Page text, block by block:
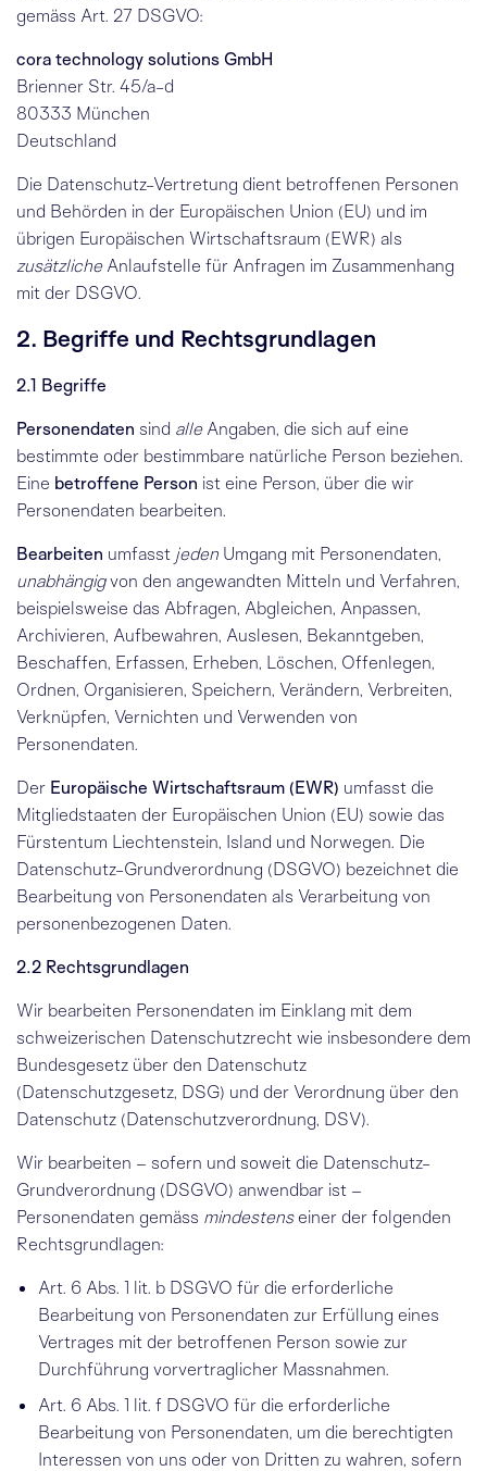
gemäss Art. 27 DSGVO:
cora technology solutions GmbH
Brienner Str. 45/a-d
80333 München
Deutschland
Die Datenschutz-Vertretung dient betroffenen Personen
und Behörden in der Europäischen Union (EU) und im
übrigen Europäischen Wirtschaftsraum (EWR) als
zusätzlicheAnlaufstelle für Anfragen im Zusammenhang
mit der DSGVO.
2. Begriffe und Rechtsgrundlagen
2.1 Begriffe
Personendaten sind alleAngaben, die sich auf eine
bestimmte oder bestimmbare natürliche Person beziehen.
Eine betroffene Person ist eine Person, über die wir
Personendaten bearbeiten.
Bearbeiten umfasst jeden Umgang mit Personendaten,
unabhängigvon den angewandten Mitteln und Verfahren,
beispielsweise das Abfragen, Abgleichen, Anpassen,
Archivieren, Aufbewahren, Auslesen, Bekanntgeben,
Beschaffen, Erfassen, Erheben, Löschen, Offenlegen,
Ordnen, Organisieren, Speichern, Verändern, Verbreiten,
Verknüpfen, Vernichten und Verwenden von
Personendaten.
Der Europäische Wirtschaftsraum (EWR) umfasst die
Mitgliedstaaten der Europäischen Union (EU) sowie das
Fürstentum Liechtenstein, Island und Norwegen. Die
Datenschutz-Grundverordnung (DSGVO) bezeichnet die
Bearbeitung von Personendaten als Verarbeitung von
personenbezogenen Daten.
2.2 Rechtsgrundlagen
Wir bearbeiten Personendaten im Einklang mit dem
schweizerischen Datenschutzrecht wie insbesondere dem
Bundesgesetz über den Datenschutz
(Datenschutzgesetz, DSG) und der Verordnung über den
Datenschutz (Datenschutzverordnung, DSV).
Wir bearbeiten – sofern und soweit die Datenschutz-
Grundverordnung (DSGVO) anwendbar ist –
Personendaten gemäss mindestenseiner der folgenden
Rechtsgrundlagen:
Art. 6 Abs. 1 lit. b DSGVO für die erforderliche
Bearbeitung von Personendaten zur Erfüllung eines
Vertrages mit der betroffenen Person sowie zur
Durchführung vorvertraglicher Massnahmen.
Art. 6 Abs. 1 lit. f DSGVO für die erforderliche
Bearbeitung von Personendaten, um die berechtigten
Interessen von uns oder von Dritten zu wahren, sofern